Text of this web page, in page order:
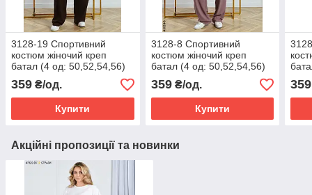
3128-19 Спортивний
костюм жіночий креп
батал (4 од: 50,52,54,56)
359 ₴/од.
Купити
3128-8 Спортивний
костюм жіночий креп
батал (4 од: 50,52,54,56)
359₴/од.
Купити
359
Акційні пропозиції та новинки